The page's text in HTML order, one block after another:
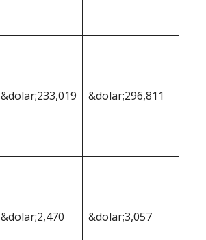
&dolar;233,019 &dolar;296,811
&dolar;2,470 &dolar;3,057